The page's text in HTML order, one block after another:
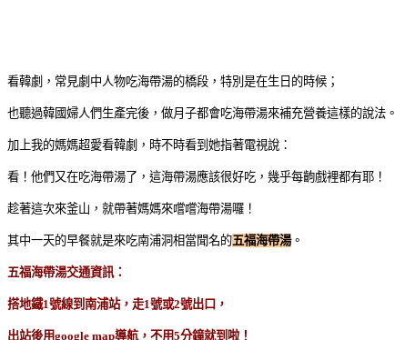
看韓劇，常見劇中人物吃海帶湯的橋段，特別是在生日的時候；
也聽過韓國婦人們生產完後，做月子都會吃海帶湯來補充營養這樣的說法。
加上我的媽媽超愛看韓劇，時不時看到她指著電視說：
看！他們又在吃海帶湯了，這海帶湯應該很好吃，幾乎每齣戲裡都有耶！
趁著這次來釜山，就帶著媽媽來嚐嚐海帶湯囉！
其中一天的早餐就是來吃南浦洞相當聞名的五福海帶湯。
五福海帶湯交通資訊：
搭地鐵1號線到南浦站，走1號或2號出口，
出站後用google map導航，不用5分鐘就到啦！